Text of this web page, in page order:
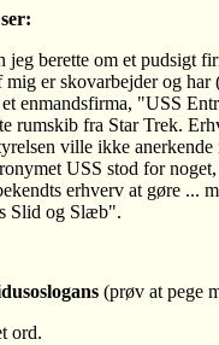
jeg berette om et pudsigt
mig er skovarbejder og har
et enmandsfirma, "USS
rumskib fra Star Trek.
ville ikke anerkende
USS stod for
erhverv at gøre ...
Slid og Slæb".
(prøv at pege
ord.